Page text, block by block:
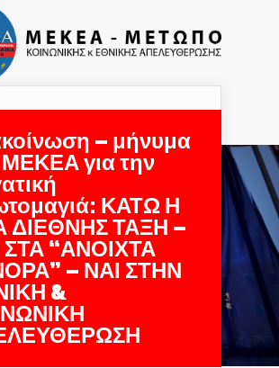
– μήνυμα
ΜΕΚΕΑ για την
ΚΑΤΩ Η
ΔΙΕΘΝΗΣ ΤΑΞΗ –
ΣΤΑ “ΑΝΟΙΧΤΑ
– ΝΑΙ ΣΤΗΝ
&